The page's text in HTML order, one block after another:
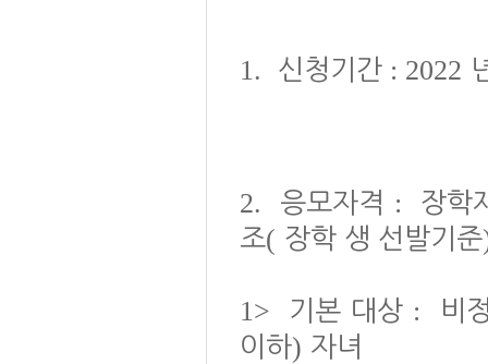
1. 신청기간 : 2022
2. 응모자격 :
장학
조( 장학 생 선발기준
1> 기본 대상 :
비
이하) 자녀